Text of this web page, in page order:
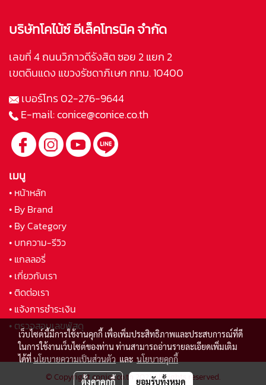
บริษัทโคไน้ซ์ อีเล็คโทรนิค จำกัด
เลขที่ 4 ถนนวิภาวดีรังสิต ซอย 2 แยก 2
เขตดินแดง แขวงรัชดาภิเษก กทม. 10400
เบอร์โทร02-276-9644
E-mail:conice@conice.co.th
เมนู
• หน้าหลัก
• By Brand
• By Category
• บทความ-รีวิว
• แกลลอรี่
• เกี่ยวกับเรา
• ติดต่อเรา
• แจ้งการชำระเงิน
• ตรวจสอบเลขพัสดุ
© Copyright conice.co.th 2021 All rights reserved.
เว็บไซต์นี้มีการใช้งานคุกกี้ เพื่อเพิ่มประสิทธิภาพและประสบการณ์ที่ดี
ในการใช้งานเว็บไซต์ของท่าน ท่านสามารถอ่านรายละเอียดเพิ่มเติม
ได้ที่นโยบายความเป็นส่วนตัว และ นโยบายคุกกี้
ตั้งค่าคุกกี้ ยอมรับทั้งหมด